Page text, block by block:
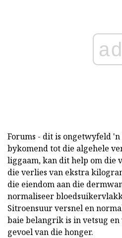
ad
Forums - dit is ongetwyfeld
bykomend tot die algehele
liggaam, kan dit help om die
die verlies van ekstra
die eiendom aan die
normaliseer
Sitroensuur versnel en
baie belangrik is in vetsug
gevoel van die honger.